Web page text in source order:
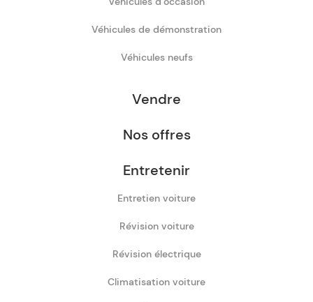
Véhicules de démonstration
Véhicules neufs
Vendre
Nos offres
Entretenir
Entretien voiture
Révision voiture
Révision électrique
Climatisation voiture